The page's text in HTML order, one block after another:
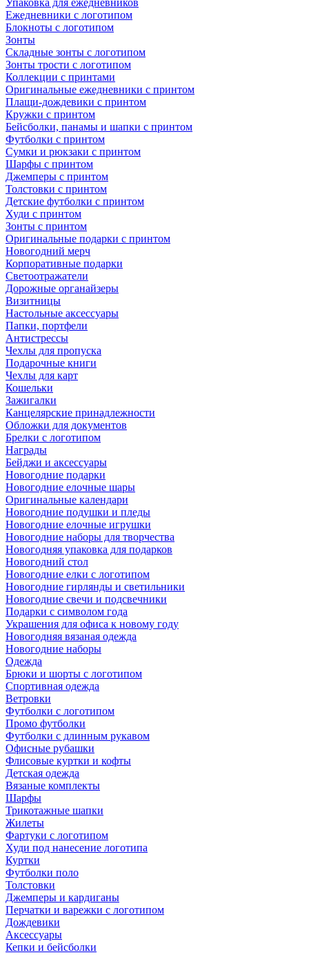
Упаковка для ежедневников
Ежедневники с логотипом
Блокноты с логотипом
Зонты
Складные зонты с логотипом
Зонты трости с логотипом
Коллекции с принтами
Оригинальные ежедневники с принтом
Плащи-дождевики с принтом
Кружки с принтом
Бейсболки, панамы и шапки с принтом
Футболки с принтом
Сумки и рюкзаки с принтом
Шарфы с принтом
Джемперы с принтом
Толстовки с принтом
Детские футболки с принтом
Худи с принтом
Зонты с принтом
Оригинальные подарки с принтом
Новогодний мерч
Корпоративные подарки
Светоотражатели
Дорожные органайзеры
Визитницы
Настольные аксессуары
Папки, портфели
Антистрессы
Чехлы для пропуска
Подарочные книги
Чехлы для карт
Кошельки
Зажигалки
Канцелярские принадлежности
Обложки для документов
Брелки с логотипом
Награды
Бейджи и аксессуары
Новогодние подарки
Новогодние елочные шары
Оригинальные календари
Новогодние подушки и пледы
Новогодние елочные игрушки
Новогодние наборы для творчества
Новогодняя упаковка для подарков
Новогодний стол
Новогодние елки с логотипом
Новогодние гирлянды и светильники
Новогодние свечи и подсвечники
Подарки с символом года
Украшения для офиса к новому году
Новогодняя вязаная одежда
Новогодние наборы
Одежда
Брюки и шорты с логотипом
Спортивная одежда
Ветровки
Футболки с логотипом
Промо футболки
Футболки с длинным рукавом
Офисные рубашки
Флисовые куртки и кофты
Детская одежда
Вязаные комплекты
Шарфы
Трикотажные шапки
Жилеты
Фартуки с логотипом
Худи под нанесение логотипа
Куртки
Футболки поло
Толстовки
Джемперы и кардиганы
Перчатки и варежки с логотипом
Дождевики
Аксессуары
Кепки и бейсболки